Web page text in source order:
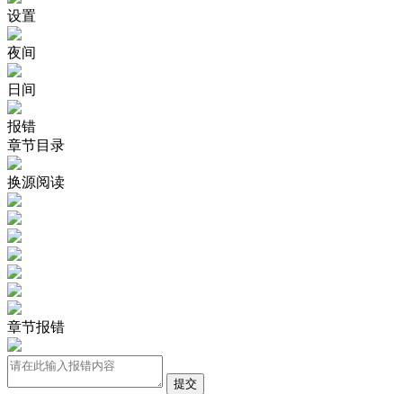
设置
夜间
日间
报错
章节目录
换源阅读
章节报错
提交